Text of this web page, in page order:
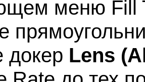
меню Fill
докер Lens